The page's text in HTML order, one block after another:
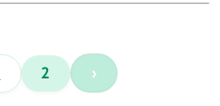
2 ›